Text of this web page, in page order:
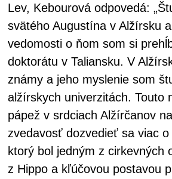
Lev, Kebourová odpovedá:
svätého Augustína v Alžírsku
vedomosti o ňom som si
doktorátu v Taliansku. V
známy a jeho myslenie som
alžírskych univerzitách. Touto
pápež v srdciach Alžírčanov
zvedavosť dozvedieť sa viac o
ktorý bol jedným z cirkevných
z Hippo a kľúčovou postavou